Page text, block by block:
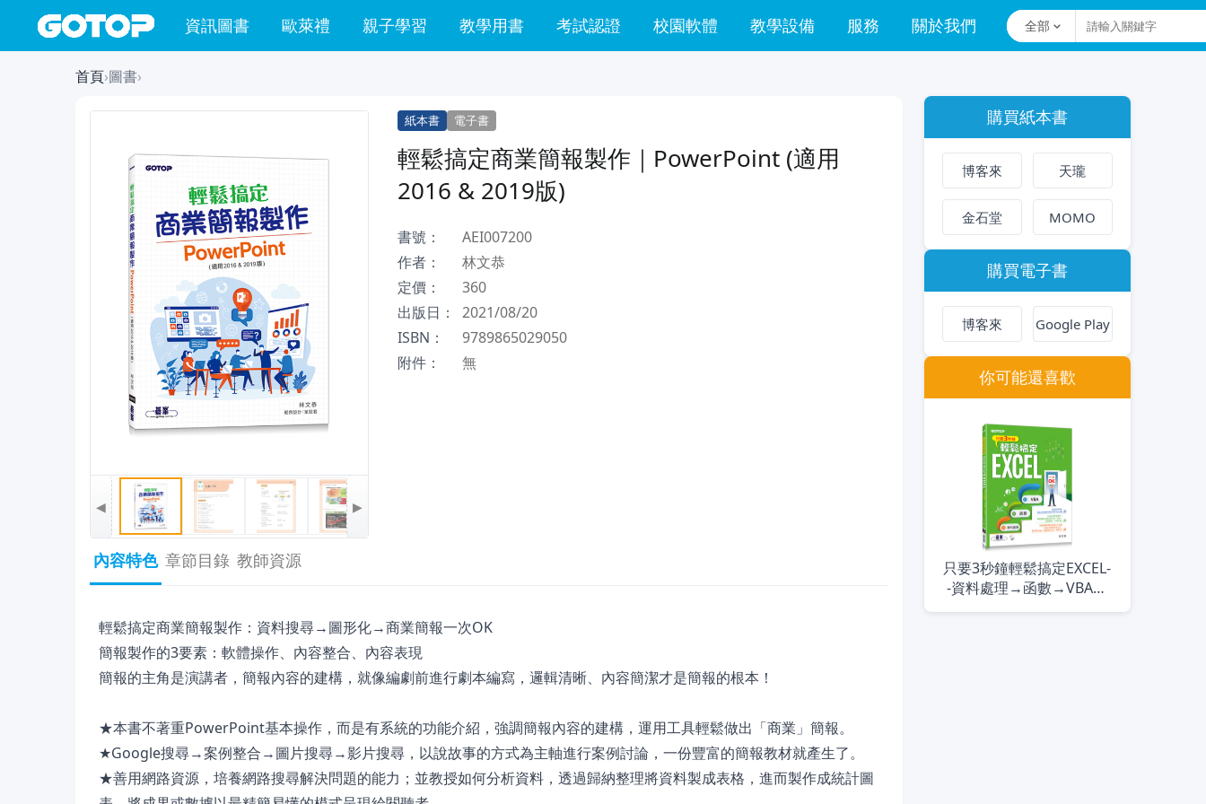
資訊圖書 歐萊禮 親子學習 教學用書 考試認證 校園軟體 教學設備 服務 關於我們 全部
首頁›圖書›
◀ ▶
紙本書 電子書
輕鬆搞定商業簡報製作｜PowerPoint (適用
2016 & 2019版)
書號：
AEI007200
作者：
林文恭
定價：
360
出版日：
2021/08/20
ISBN：
9789865029050
附件：
無
內容特色 章節目錄 教師資源
輕鬆搞定商業簡報製作：資料搜尋→圖形化→商業簡報一次OK
簡報製作的3要素：軟體操作、內容整合、內容表現
簡報的主角是演講者，簡報內容的建構，就像編劇前進行劇本編寫，邏輯清晰、內容簡潔才是簡報的根本！
★本書不著重PowerPoint基本操作，而是有系統的功能介紹，強調簡報內容的建構，運用工具輕鬆做出「商業」簡報。
★Google搜尋→案例整合→圖片搜尋→影片搜尋，以說故事的方式為主軸進行案例討論，一份豐富的簡報教材就產生了。
★善用網路資源，培養網路搜尋解決問題的能力；並教授如何分析資料，透過歸納整理將資料製成表格，進而製作成統計圖
購買紙本書
博客來 天瓏
金石堂 MOMO
購買電子書
博客來 Google Play
你可能還喜歡
只要3秒鐘輕鬆搞定EXCEL-
-資料處理→函數→VBA一
次OK(附贈影音教學及範例